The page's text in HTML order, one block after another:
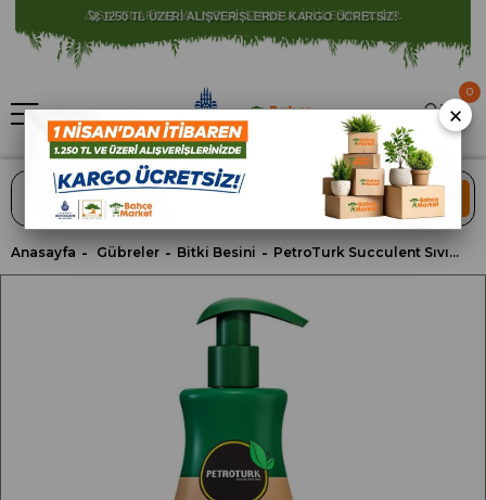
⚠️ SATIŞLARIMIZ YALNIZCA İSTANBUL İLİ İLE SINIRLIDIR.
ARA
0
Anasayfa Gübreler Bitki Besini PetroTurk Succulent Sıvı Bitki Besini 250 Ml
×